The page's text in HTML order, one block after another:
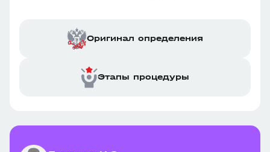
Оригинал определения
Этапы процедуры